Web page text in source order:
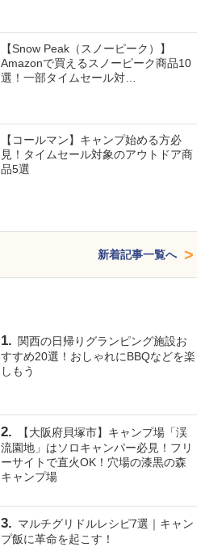
【Snow Peak（スノーピーク）】
Amazonで買えるスノーピーク商品10
選！一部タイムセール対…
【コールマン】キャンプ始める方必
見！タイムセール対象のアウトドア商
品5選
新着記事一覧へ
関西の日帰りグランピング施設お
すすめ20選！おしゃれにBBQなどを楽
しもう
【大阪府貝塚市】キャンプ場「渓
流園地」はソロキャンパー必見！フリ
ーサイトで直火OK！穴場の漆黒の森
キャンプ場
マルチグリドルレシピ7選｜キャン
プ飯に革命を起こす！